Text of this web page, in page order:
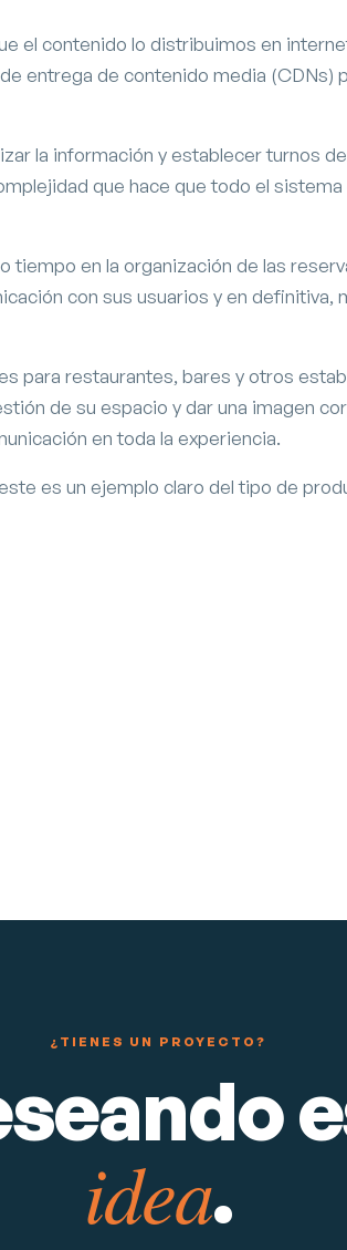
el contenido lo distribuimos en
entrega de contenido media (CDNs)
la información y establecer turnos
que hace que todo el sistema
en la organización de las
con sus usuarios y en definitiva,
para restaurantes, bares y otros
de su espacio y dar una imagen
en toda la experiencia.
es un ejemplo claro del tipo de
¿TIENES UN PROYECTO?
idea.